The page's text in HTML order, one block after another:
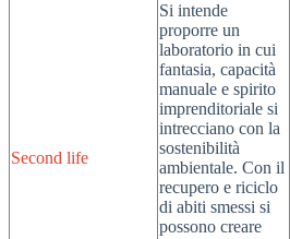
Second life
Si intende
proporre un
laboratorio in cui
fantasia, capacità
manuale e spirito
imprenditoriale si
intrecciano con la
sostenibilità
ambientale. Con il
recupero e riciclo
di abiti smessi si
possono creare